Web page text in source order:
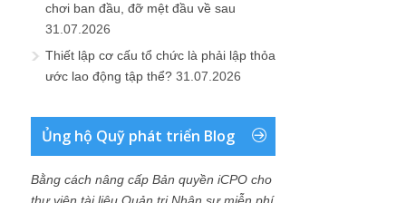
chơi ban đầu, đỡ mệt đầu về sau
31.07.2026
Thiết lập cơ cấu tổ chức là phải lập thỏa
ước lao động tập thể? 31.07.2026
Ủng hộ Quỹ phát triển Blog
Bằng cách nâng cấp Bản quyền iCPO cho